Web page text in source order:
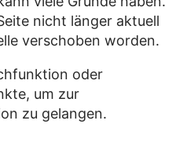
nicht länger aktuell
verschoben worden.
oder
um zur
zu gelangen.